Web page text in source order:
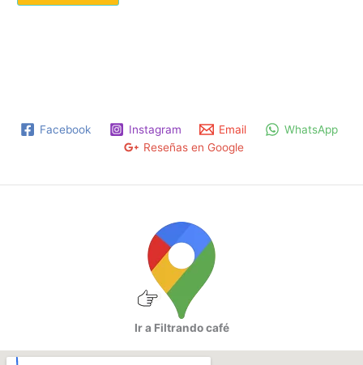
Facebook Instagram Email
WhatsApp
Reseñas en Google
Ir a Filtrando café